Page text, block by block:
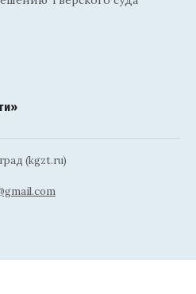
(kgzt.ru)